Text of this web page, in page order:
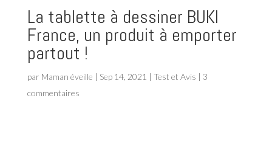
La tablette à dessiner BUKI
France, un produit à emporter
partout !
par Maman éveille | Sep 14, 2021 | Test et Avis | 3
commentaires